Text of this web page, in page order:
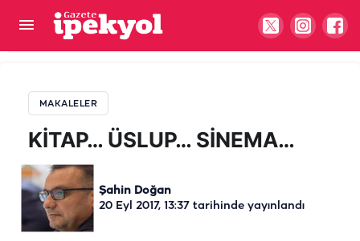
MAKALELER
KİTAP… ÜSLUP… SİNEMA…
Şahin Doğan
20 Eyl 2017, 13:37 tarihinde yayınlandı
KİTAP… ÜSLUP… SİNEMA…